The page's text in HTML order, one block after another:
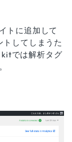
トに追加して
してしまうた
では解析タグ